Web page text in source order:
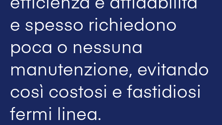
e spesso richiedono
poca o nessuna
manutenzione, evitando
così costosi e fastidiosi
fermi linea.